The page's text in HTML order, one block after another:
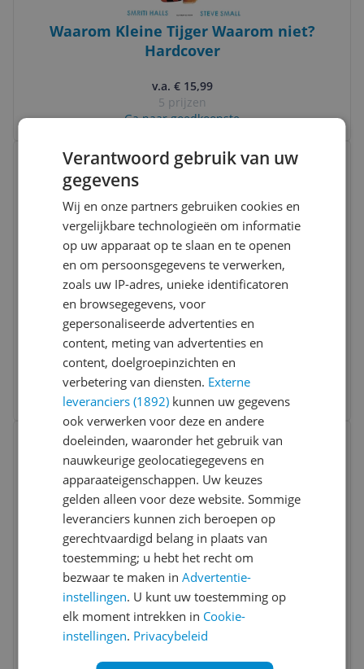
Waarom Kleine Tijger Waarom niet?
Hardcover
v.a. € 15,99
5 prijzen
Ga naar goedkoopste
Vergelijken
Pan Macmillan Little Bear's Spring |
Paperback | English | Elli Woollard | 32
pages
v.a. € 9,99
-11%
2 prijzen
Ga naar goedkoopste
Bekijk product
Vergelijken Laagste prijs ooit
Gottmer Rupsje Nooitgenoeg - badboekje
v.a. € 11,99
3 prijzen
Ga naar goedkoopste
Bekijk product
Verantwoord gebruik van uw
gegevens
Wij en onze partners gebruiken cookies en
vergelijkbare technologieën om informatie
op uw apparaat op te slaan en te openen
en om persoonsgegevens te verwerken,
zoals uw IP-adres, unieke identificatoren
en browsegegevens, voor
gepersonaliseerde advertenties en
content, meting van advertenties en
content, doelgroepinzichten en
verbetering van diensten. Externe
leveranciers (1892) kunnen uw gegevens
ook verwerken voor deze en andere
doeleinden, waaronder het gebruik van
nauwkeurige geolocatiegegevens en
apparaateigenschappen. Uw keuzes
gelden alleen voor deze website. Sommige
leveranciers kunnen zich beroepen op
gerechtvaardigd belang in plaats van
toestemming; u hebt het recht om
bezwaar te maken inAdvertentie-
instellingen. U kunt uw toestemming op
elk moment intrekken in Cookie-
instellingen. Privacybeleid